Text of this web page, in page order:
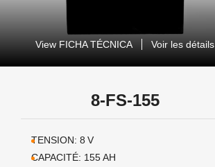
View FICHA TÉCNICA Voir les détails
8-FS-155
TENSION: 8 V
CAPACITÉ: 155AH